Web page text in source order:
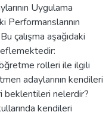
Uygulama
Performanslarının
çalışma aşağıdaki
rolleri ile ilgili
adaylarının kendileri
nelerdir?
kendileri